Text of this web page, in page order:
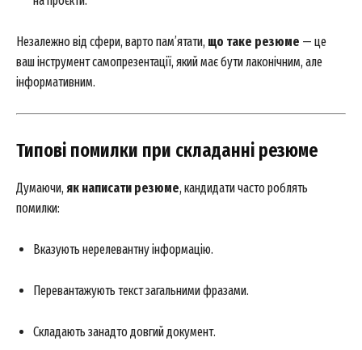
Company
Contact us
Незалежно від сфери, варто пам’ятати, що таке резюме — це
ваш інструмент самопрезентації, який має бути лаконічним, але
інформативним.
Типові помилки при складанні резюме
Думаючи, як написати резюме, кандидати часто роблять
помилки:
Вказують нерелевантну інформацію.
Перевантажують текст загальними фразами.
Складають занадто довгий документ.